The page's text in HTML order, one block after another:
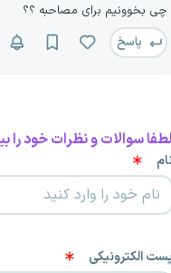
چی بخوونیم برای مصاحبه ؟؟
پاسخ
لطفا سوالات و نظرات خود را
الکترونیکی